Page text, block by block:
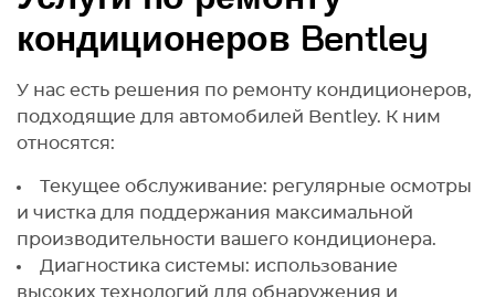
кондиционеров Bentley
У нас есть решения по ремонту кондиционеров,
подходящие для автомобилей Bentley. К ним
относятся:
Текущее обслуживание: регулярные осмотры
и чистка для поддержания максимальной
производительности вашего кондиционера.
Диагностика системы: использование
высоких технологий для обнаружения и